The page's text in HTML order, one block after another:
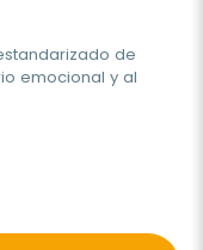
de
emocional y al